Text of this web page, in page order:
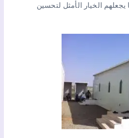
الخيار الأمثل لتحسين